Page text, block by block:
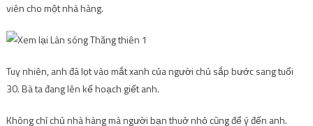
viên cho một nhà hàng.
Tuy nhiên, anh đã lọt vào mắt xanh của người chủ sắp bước sang tuổi
30. Bà ta đang lên kế hoạch giết anh.
Không chỉ chủ nhà hàng mà người bạn thuở nhỏ cũng để ý đến anh.